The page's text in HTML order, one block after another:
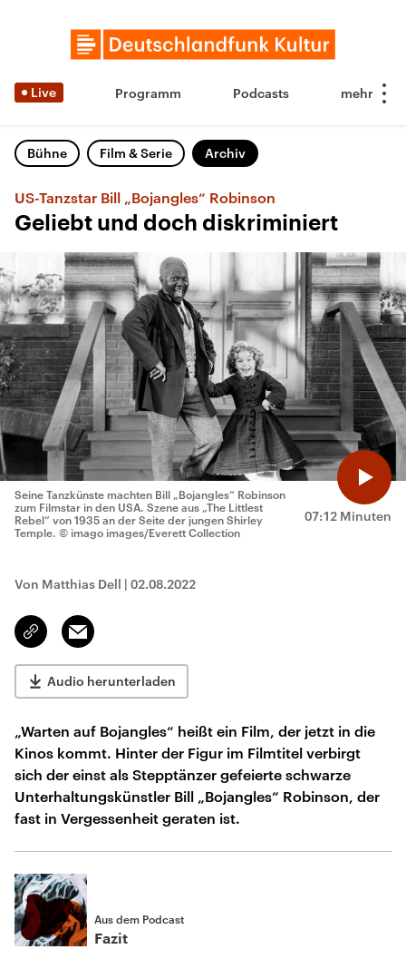
Live Programm Podcasts
Bühne Film & Serie Archiv
US-Tanzstar Bill „Bojangles“ Robinson
Geliebt und doch diskriminiert
07:12 Minuten
Seine Tanzkünste machten Bill „Bojangles“ Robinson
zum Filmstar in den USA. Szene aus „The Littlest
Rebel“ von 1935 an der Seite der jungen Shirley
Temple. © imago images/Everett Collection
Von Matthias Dell | 02.08.2022
Link
kopieren/teilen
Email
Audio herunterladen
„Warten auf Bojangles“ heißt ein Film, der jetzt in die
Kinos kommt. Hinter der Figur im Filmtitel verbirgt
sich der einst als Stepptänzer gefeierte schwarze
Unterhaltungskünstler Bill „Bojangles“ Robinson, der
fast in Vergessenheit geraten ist.
Aus dem Podcast
Fazit